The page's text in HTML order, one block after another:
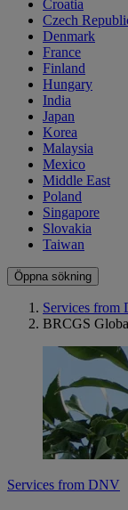
Croatia
Czech
Denmark
France
Finland
Hungary
India
Japan
Korea
Malaysia
Mexico
Middle East
Poland
Singapore
Slovakia
Taiwan
Öppna sökning
Services from
BRCGS
Services from DNV